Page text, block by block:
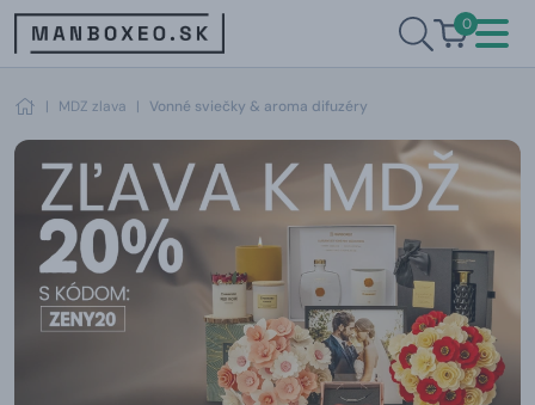
0
| MDZ zlava | Vonné sviečky & aroma difuzéry